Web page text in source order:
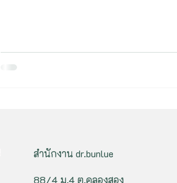
สำนักงาน dr.bunlue
88/4 ม.4 ต.คลองสอง